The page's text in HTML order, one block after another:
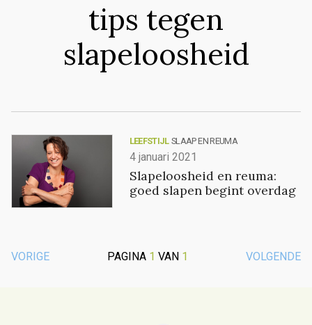
tips tegen
slapeloosheid
LEEFSTIJL SLAAP EN REUMA
4 januari 2021
Slapeloosheid en reuma:
goed slapen begint overdag
VORIGE PAGINA 1 VAN 1 VOLGENDE